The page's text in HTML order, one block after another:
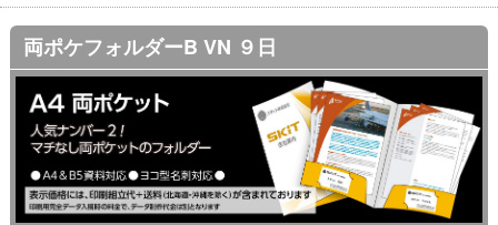
両ポケフォルダーB VN ９日